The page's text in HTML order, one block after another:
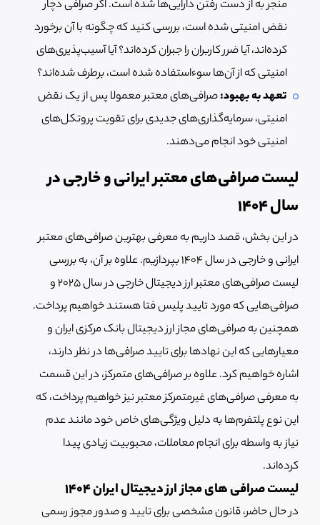
منجر به از دست رفتن دارایی‌ها شده است. اگر صرافی دچار
نقض امنیتی شده است، بررسی کنید که چگونه با آن برخورد
کرده‌اند، آیا ضرر کاربران را جبران کرده‌اند؟ آیا آسیب‌پذیری‌های
امنیتی که از آن‌ها سوءاستفاده شده است، برطرف شده‌اند؟
تعهد به بهبود:صرافی‌های معتبر معمولا پس از یک نقض
امنیتی، سرمایه‌گذاری‌های جدیدی برای تقویت پروتکل‌های
امنیتی خود انجام می‌دهند.
لیست صرافی‌های معتبر ایرانی و خارجی در
سال ۱۴۰۴
در این بخش، قصد داریم به معرفی بهترین صرافی‌های معتبر
ایرانی و خارجی در سال ۱۴۰۴ بپردازیم. علاوه بر آن، به بررسی
لیست صرافی‌های معتبر ارز دیجیتال خارجی در سال 2025 و
صرافی‌هایی که مورد تایید پلیس فتا هستند خواهیم پرداخت.
همچنین به صرافی‌های مجاز ارز دیجیتال بانک مرکزی ایران و
معیارهایی که این نهادها برای تایید صرافی‌ها در نظر دارند،
اشاره خواهیم کرد. علاوه بر صرافی‌های متمرکز، در این قسمت
به معرفی صرافی‌های غیرمتمرکز معتبر نیز خواهیم پرداخت، که
این نوع پلتفرم‌ها به دلیل ویژگی‌های خاص خود مانند عدم
نیاز به واسطه برای انجام معاملات، محبوبیت زیادی پیدا
کرده‌اند.
لیست صرافی های مجاز ارز دیجیتال ایران ۱۴۰۴
در حال حاضر، قانون مشخصی برای تایید و صدور مجوز رسمی